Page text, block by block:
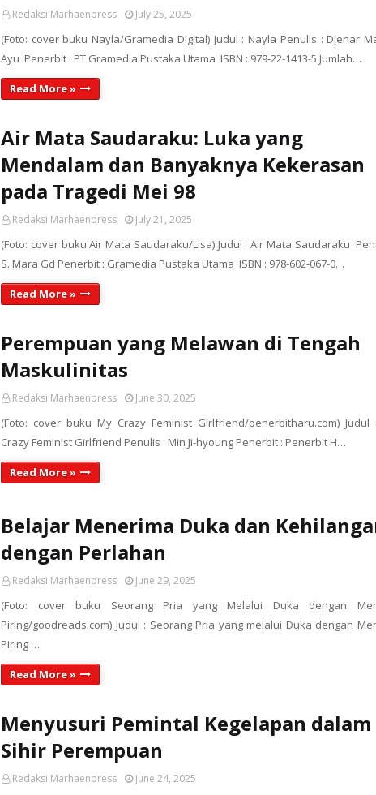
Redaksi Marhaenpress July 25, 2025
(Foto: cover buku Nayla/Gramedia Digital) Judul : Nayla Penulis : Djenar
Ayu Penerbit : PT Gramedia Pustaka Utama ISBN : 979-22-1413-5 Jumlah…
Read More »
Air Mata Saudaraku: Luka yang
Mendalam dan Banyaknya Kekerasan
pada Tragedi Mei 98
Redaksi Marhaenpress July 21, 2025
(Foto: cover buku Air Mata Saudaraku/Lisa) Judul : Air Mata Saudaraku
S. Mara Gd Penerbit : Gramedia Pustaka Utama ISBN : 978-602-067-0…
Read More »
Perempuan yang Melawan di Tengah
Maskulinitas
Redaksi Marhaenpress June 30, 2025
(Foto: cover buku My Crazy Feminist Girlfriend/penerbitharu.com) Judul
Crazy Feminist Girlfriend Penulis : Min Ji-hyoung Penerbit : Penerbit H…
Read More »
Belajar Menerima Duka dan
dengan Perlahan
Redaksi Marhaenpress June 29, 2025
(Foto: cover buku Seorang Pria yang Melalui Duka dengan
Piring/goodreads.com) Judul : Seorang Pria yang melalui Duka dengan
Piring …
Read More »
Menyusuri Pemintal Kegelapan dalam
Sihir Perempuan
Redaksi Marhaenpress June 24, 2025